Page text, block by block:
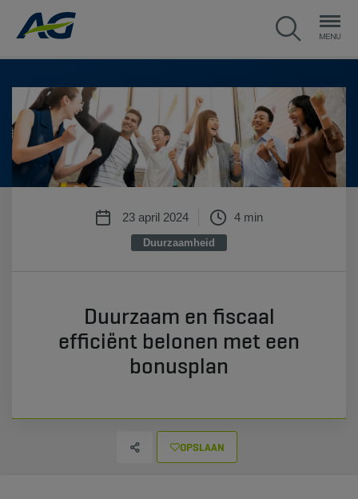
23 april 2024 4 min
Duurzaamheid
Duurzaam en fiscaal
efficiënt belonen met een
bonusplan
OPSLAAN